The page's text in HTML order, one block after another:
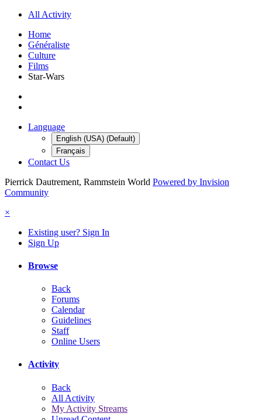
All Activity
Home
Généraliste
Culture
Films
Star-Wars
Language
English (USA) (Default)
Français
Contact Us
Pierrick Dautrement, Rammstein World Powered by Invision
Community
×
Existing user? Sign In
Sign Up
Browse
Back
Forums
Calendar
Guidelines
Staff
Online Users
Activity
Back
All Activity
My Activity Streams